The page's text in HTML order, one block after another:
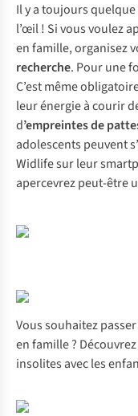
Il y a toujours
l’œil ! Si vous voulez
en famille, organisez
recherche. Pour une
C’est même
leur énergie à courir
d’empreintes de
adolescents peuvent
Widlifesur leur
apercevrez peut-être
Vous souhaitez
en famille ? Découvrez
insolites avec les